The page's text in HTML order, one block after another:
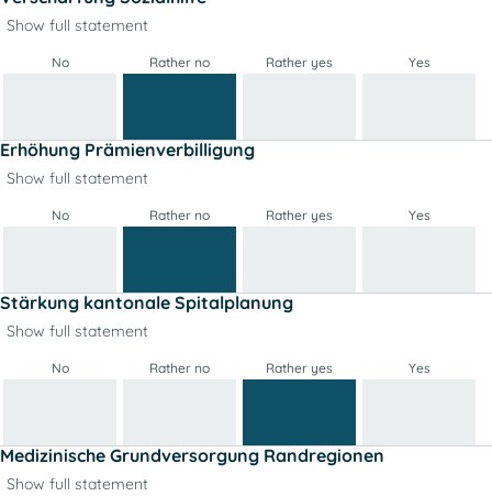
Show full statement
No Rather no Rather yes Yes
Erhöhung Prämienverbilligung
Show full statement
No Rather no Rather yes Yes
Stärkung kantonale Spitalplanung
Show full statement
No Rather no Rather yes Yes
Medizinische Grundversorgung Randregionen
Show full statement